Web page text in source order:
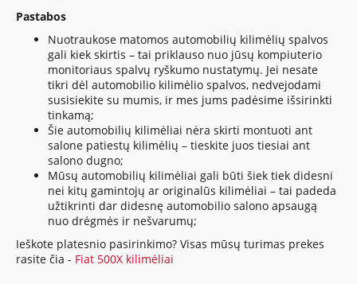
Pastabos
Nuotraukose matomos automobilių kilimėlių spalvos
gali kiek skirtis – tai priklauso nuo jūsų kompiuterio
monitoriaus spalvų ryškumo nustatymų. Jei nesate
tikri dėl automobilio kilimėlio spalvos, nedvejodami
susisiekite su mumis, ir mes jums padėsime išsirinkti
tinkamą;
Šie automobilių kilimėliai nėra skirti montuoti ant
salone patiestų kilimėlių – tieskite juos tiesiai ant
salono dugno;
Mūsų automobilių kilimėliai gali būti šiek tiek didesni
nei kitų gamintojų ar originalūs kilimėliai – tai padeda
užtikrinti dar didesnę automobilio salono apsaugą
nuo drėgmės ir nešvarumų;
Ieškote platesnio pasirinkimo? Visas mūsų turimas prekes
rasite čia - Fiat 500X kilimėliai